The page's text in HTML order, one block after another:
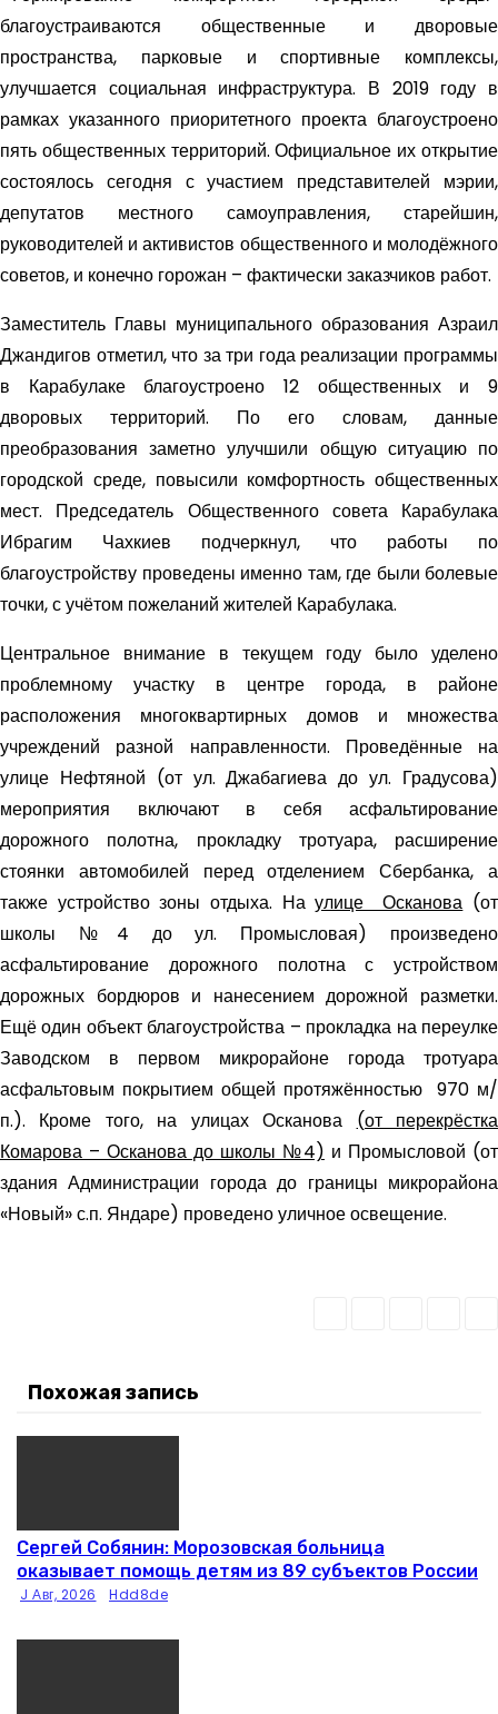
благоустраиваются общественные и дворовые
пространства, парковые и спортивные комплексы,
улучшается социальная инфраструктура. В 2019 году в
рамках указанного приоритетного проекта благоустроено
пять общественных территорий. Официальное их открытие
состоялось сегодня с участием представителей мэрии,
депутатов местного самоуправления, старейшин,
руководителей и активистов общественного и молодёжного
советов, и конечно горожан – фактически заказчиков работ.
Заместитель Главы муниципального образования Азраил
Джандигов отметил, что за три года реализации программы
в Карабулаке благоустроено 12 общественных и 9
дворовых территорий. По его словам, данные
преобразования заметно улучшили общую ситуацию по
городской среде, повысили комфортность общественных
мест. Председатель Общественного совета Карабулака
Ибрагим Чахкиев подчеркнул, что работы по
благоустройству проведены именно там, где были болевые
точки, с учётом пожеланий жителей Карабулака.
Центральное внимание в текущем году было уделено
проблемному участку в центре города, в районе
расположения многоквартирных домов и множества
учреждений разной направленности. Проведённые на
улице Нефтяной (от ул. Джабагиева до ул. Градусова)
мероприятия включают в себя асфальтирование
дорожного полотна, прокладку тротуара, расширение
стоянки автомобилей перед отделением Сбербанка, а
также устройство зоны отдыха. Наулице Осканова (от
школы №4 до ул. Промысловая) произведено
асфальтирование дорожного полотна с устройством
дорожных бордюров и нанесением дорожной разметки.
Ещё один объект благоустройства – прокладка на переулке
Заводском в первом микрорайоне города тротуара
асфальтовым покрытием общей протяжённостью 970 м/
п.). Кроме того, на улицах Осканова (от перекрёстка
Комарова – Осканова до школы №4) и Промысловой (от
здания Администрации города до границы микрорайона
«Новый» с.п. Яндаре) проведено уличное освещение.
Похожая запись
Сергей Собянин: Морозовская больница
оказывает помощь детям из 89 субъектов России
J Авг, 2026 Hdd8de